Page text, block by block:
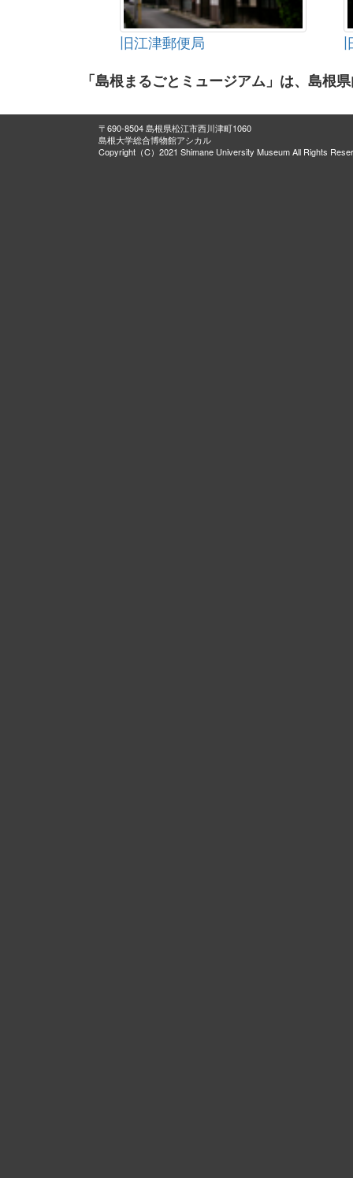
旧江津郵便局
「島根まるごとミュージアム」は、島根
〒690-8504 島根県松江市西川津町1060
島根大学総合博物館アシカル
Copyright（C）2021 Shimane University Museum All Rights